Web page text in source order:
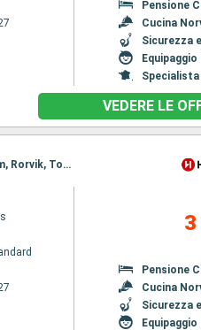
Pensione
Cucina
Sicurezza
VEDERE LE
Itinerario : Bergen, Floro, Maloy, Torvik, Alesund, Geiranger, Molde, Maloy, Kristiansund, Trondheim, Rorvik, Torvik, Bronnoysund, Sandnessjoen, Nesna (passaggio cerchio polare), Ornes, Bodo, Stamsund, Svolvaer, Alesund, Stokmarknes, sortland, Risoyhamn, Harstad, Finnsnes, Tromso, Skjervoy, Geiranger, Oksfjord, Hammerfest, Havoysund, Honningsvag, Kjollefjord, Mehamn, Berlevag, Alesund, Batsfjord, Vardo, Vadso, Kirkenes, Berlevag, Molde, Mehamn, Kjollefjord, Honningsvag, Havoysund, Hammerfest, Oksfjord, Skjervoy, Tromso, Kristiansund, Finnsnes, Harstad, Risoyhamn, sortland, Stokmarknes, Svolvaer, Stamsund, Trondheim, Bodo, Ornes, Nesna (passaggio cerchio polare), Sandnessjoen, Bronnoysund, Rorvik, Trondheim, Bronnoysund, Sandnessjoen, Nesna (passaggio cerchio polare), Ornes, Bodo, Stamsund, Svolvaer, Stokmarknes, sortland, Risoyhamn, Harstad, Finnsnes, Tromso, Skjervoy, Oksfjord, Hammerfest, Havoysund, Honningsvag, Kjollefjord, Mehamn, Berlevag, Batsfjord, Vardo, Vadso, Kirkenes, Vardo, Batsfjord, Berlevag, Mehamn, Kjollefjord, Honningsvag, Havoysund, Hammerfest, Oksfjord, Skjervoy, Tromso, Finnsnes, Harstad, Risoyhamn, sortland, Stokmarknes, Svolvaer, Stamsund, Bodo, Ornes, Nesna (passaggio cerchio polare), Sandnessjoen, Bronnoysund, Rorvik, Trondheim
Pensione
Cucina
Sicurezza